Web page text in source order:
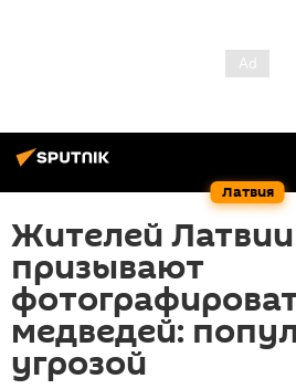
Латвия
Жителей Латвии
призывают
медведей:
угрозой